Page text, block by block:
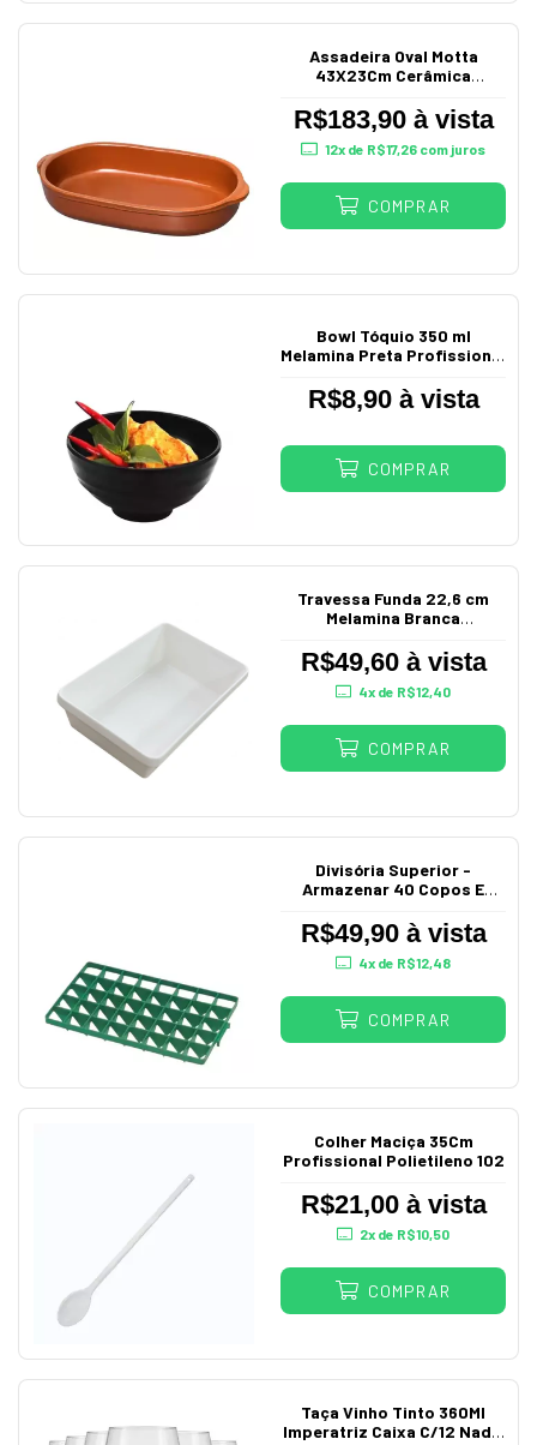
Assadeira Oval Motta
43X23Cm Cerâmica
R$183,90 à vista
12x de R$17,26com juros
COMPRAR
Bowl Tóquio 350 ml
Melamina Preta Profissional
R$8,90 à vista
COMPRAR
Travessa Funda 22,6 cm
Melamina Branca
R$49,60 à vista
4x de R$12,40
COMPRAR
Divisória Superior -
Armazenar 40 Copos E
R$49,90 à vista
4x de R$12,48
COMPRAR
Colher Maciça 35Cm
Profissional Polietileno 102
R$21,00 à vista
2x de R$10,50
COMPRAR
Taça Vinho Tinto 360Ml
Imperatriz Caixa C/12 Nadir